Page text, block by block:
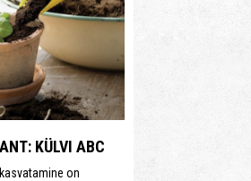
KÜLVI ABC
on